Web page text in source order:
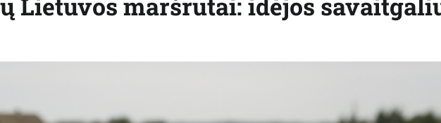
Lietuvos maršrutai: idėjos